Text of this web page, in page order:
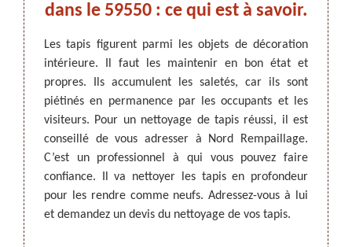
ARTISAN DEZITTER, REMPAILLAGE -
CANNAGE - RECOLLAGE, 59 NORD
le
Si
bien
lui
très
et
dans le 59550 : ce qui est à savoir.
Les tapis figurent parmi les objets de décoration
intérieure. Il faut les maintenir en bon état et
propres. Ils accumulent les saletés, car ils sont
piétinés en permanence par les occupants et les
visiteurs. Pour un nettoyage de tapis réussi, il est
conseillé de vous adresser à Nord Rempaillage.
C’est un professionnel à qui vous pouvez faire
confiance. Il va nettoyer les tapis en profondeur
pour les rendre comme neufs. Adressez-vous à lui
et demandez un devis du nettoyage de vos tapis.
Le
de
il
est
bien